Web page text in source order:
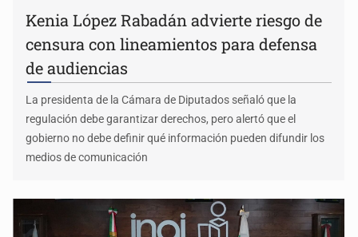
Kenia López Rabadán advierte riesgo de
censura con lineamientos para defensa
de audiencias
La presidenta de la Cámara de Diputados señaló que la
regulación debe garantizar derechos, pero alertó que el
gobierno no debe definir qué información pueden difundir los
medios de comunicación